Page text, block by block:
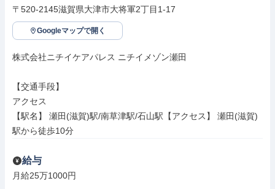
〒520-2145滋賀県大津市大将軍2丁目1-17
Googleマップで開く
株式会社ニチイケアパレス ニチイメゾン瀬田
【交通手段】
アクセス
【駅名】 瀬田(滋賀)駅/南草津駅/石山駅【アクセス】 瀬田(滋賀)
駅から徒歩10分
給与
月給25万1000円